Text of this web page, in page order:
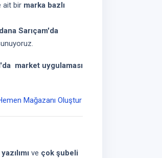
ait bir marka bazlı
Sarıçam'da
market uygulaması
Mağazanı Oluştur
ve çok şubeli